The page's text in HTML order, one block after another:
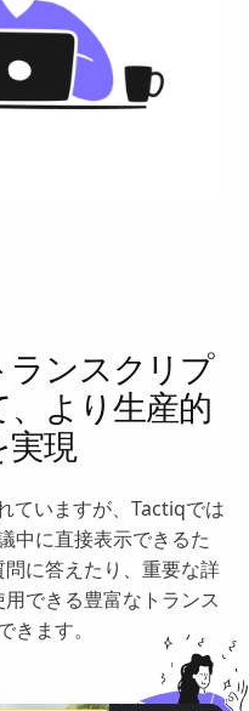
ランスクリプ
、より生産的
実現
ていますが、Tactiqでは
中に直接表示できるた
に答えたり、重要な詳
できる豊富なトランス
きます。